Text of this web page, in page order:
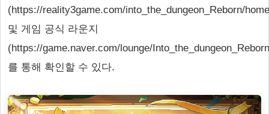
(https://reality3game.com/into_the_dungeon_Reborn/
및 게임 공식 라운지
(https://game.naver.com/lounge/
를 통해 확인할 수 있다.